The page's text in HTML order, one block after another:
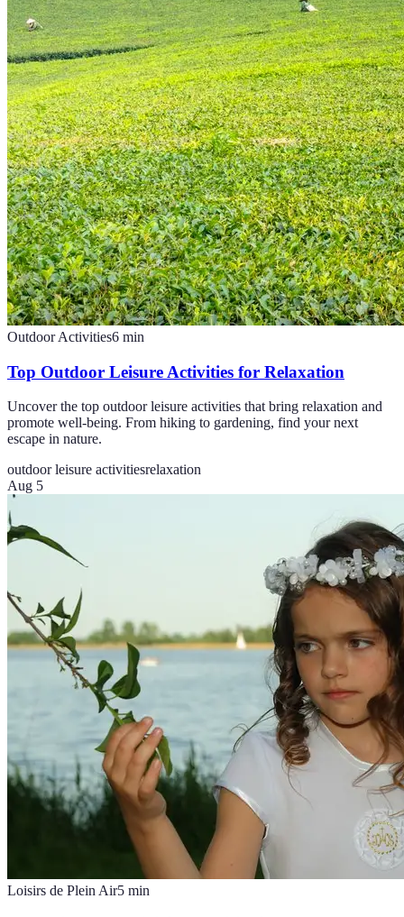
Outdoor Activities6 min
Top Outdoor Leisure Activities for Relaxation
Uncover the top outdoor leisure activities that bring relaxation and
promote well-being. From hiking to gardening, find your next
escape in nature.
outdoor leisure activitiesrelaxation
Aug 5
Loisirs de Plein Air5 min